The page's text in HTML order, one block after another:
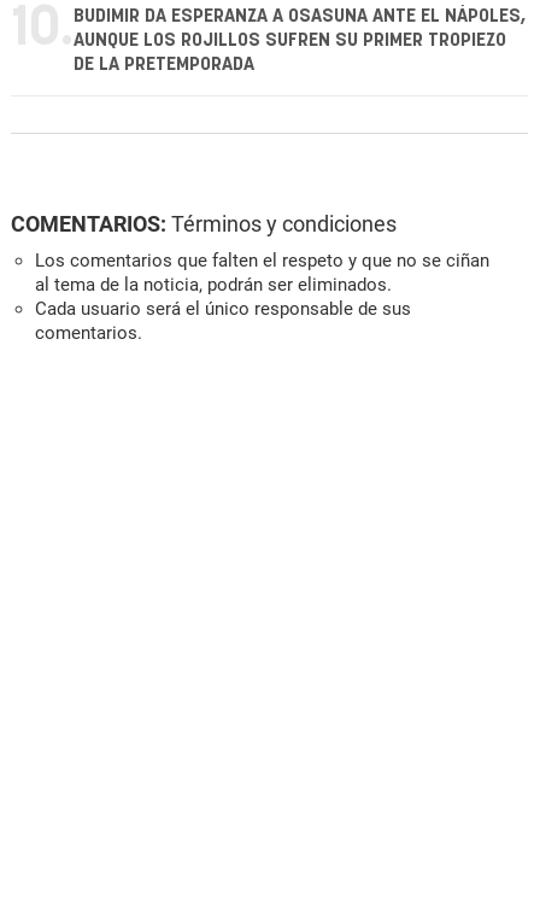
10. BUDIMIR DA ESPERANZA A OSASUNA ANTE EL NÁPOLES,
AUNQUE LOS ROJILLOS SUFREN SU PRIMER TROPIEZO
DE LA PRETEMPORADA
COMENTARIOS: Términos y condiciones
Los comentarios que falten el respeto y que no se ciñan
al tema de la noticia, podrán ser eliminados.
Cada usuario será el único responsable de sus
comentarios.